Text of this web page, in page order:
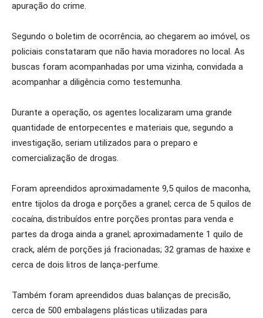
apuração do crime.
Segundo o boletim de ocorrência, ao chegarem ao imóvel, os
policiais constataram que não havia moradores no local. As
buscas foram acompanhadas por uma vizinha, convidada a
acompanhar a diligência como testemunha.
Durante a operação, os agentes localizaram uma grande
quantidade de entorpecentes e materiais que, segundo a
investigação, seriam utilizados para o preparo e
comercialização de drogas.
Foram apreendidos aproximadamente 9,5 quilos de maconha,
entre tijolos da droga e porções a granel; cerca de 5 quilos de
cocaína, distribuídos entre porções prontas para venda e
partes da droga ainda a granel; aproximadamente 1 quilo de
crack, além de porções já fracionadas; 32 gramas de haxixe e
cerca de dois litros de lança-perfume.
Também foram apreendidos duas balanças de precisão,
cerca de 500 embalagens plásticas utilizadas para